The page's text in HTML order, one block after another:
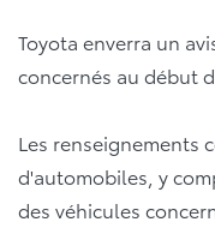
Toyota enverra un
concernés au début
Les renseignements
d'automobiles, y
des véhicules